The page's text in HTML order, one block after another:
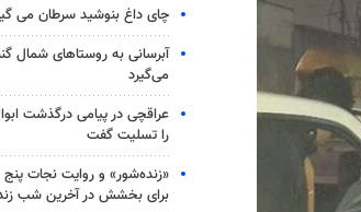
چای داغ بنوشید سرطان می
آبرسانی به روستاهای شمال
می‌گیرد
عراقچی در پیامی درگذشت
را تسلیت گفت
«زنده‌شور» و روایت نجات
برای بخشش در آخرین شب